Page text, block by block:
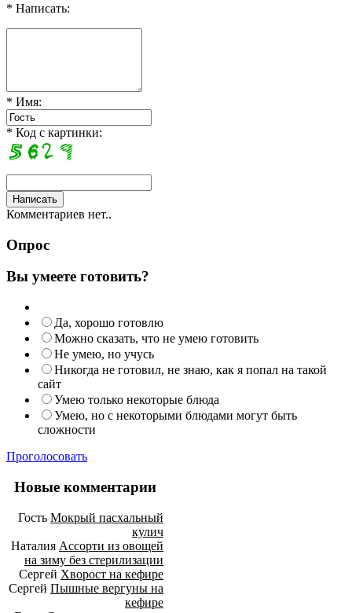
* Написать:
* Имя:
* Код с картинки:
Комментариев нет..
Опрос
Вы умеете готовить?
Да, хорошо готовлю
Можно сказать, что не умею готовить
Не умею, но учусь
Никогда не готовил, не знаю, как я попал на такой
сайт
Умею только некоторые блюда
Умею, но с некоторыми блюдами могут быть
сложности
Проголосовать
Новые комментарии
Гость Мокрый пасхальный
кулич
Наталия Ассорти из овощей
на зиму без стерилизации
Сергей Хворост на кефире
Сергей Пышные вергуны на
кефире